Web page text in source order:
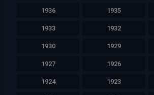
1936 1935
1933 1932
1930 1929
1927 1926
1924 1923